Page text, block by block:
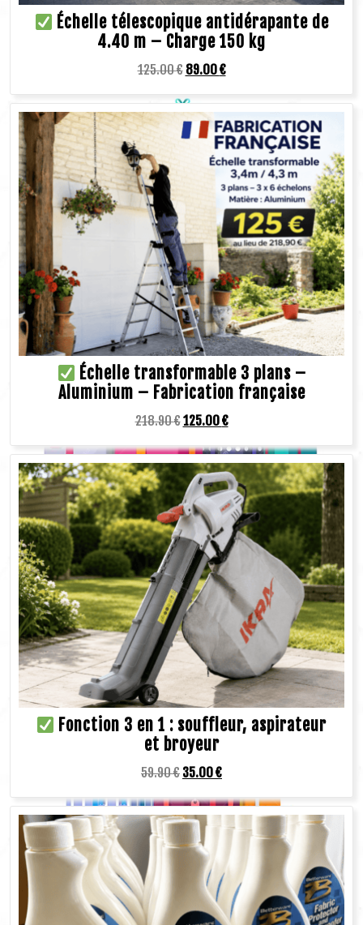
Échelle télescopique antidérapante de
4.40 m – Charge 150 kg
125.00€ 89.00€
Échelle transformable 3 plans –
Aluminium – Fabrication française
218.90€125.00€
Fonction 3 en 1 : souffleur, aspirateur
et broyeur
59.90€ 35.00€